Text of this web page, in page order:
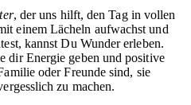
, der uns hilft, den Tag in vollen
einem Lächeln aufwachst und
kannst Du Wunder erleben.
dir Energie geben und positive
oder Freunde sind, sie
zu machen.